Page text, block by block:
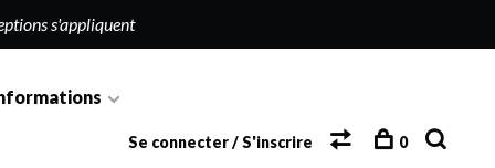
s'appliquent
Se connecter / S'inscrire 0